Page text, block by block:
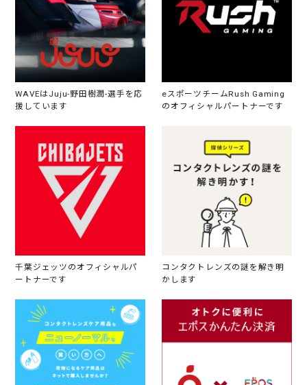
WAVEはJuju-野田樹潤-選手を応
援しています
eスポーツチームRush Gaming
のオフィシャルパートナーです
千葉ジェッツのオフィシャルパ
ートナーです
コンタクトレンズの謎を解き明
かします